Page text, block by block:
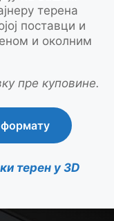
терена
поставци и
и околним
пре куповине.
формату
терен у 3D